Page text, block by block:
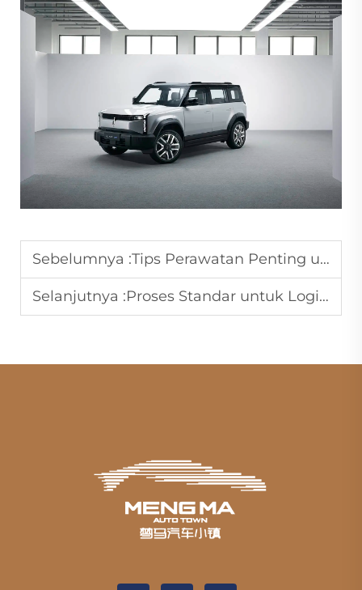
Sebelumnya :Tips Perawatan Penting untuk Mobil Bekas.
Selanjutnya :Proses Standar untuk Logistik dan Sertifikasi Ekspor Mobil